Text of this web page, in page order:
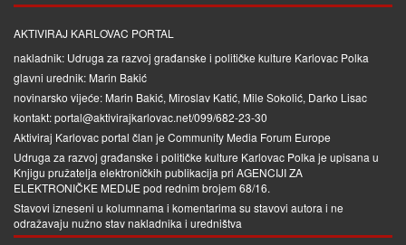
AKTIVIRAJ KARLOVAC PORTAL
nakladnik: Udruga za razvoj građanske i političke kulture Karlovac Polka
glavni urednik: Marin Bakić
novinarsko vijeće: Marin Bakić, Miroslav Katić, Mile Sokolić, Darko Lisac
kontakt: portal@aktivirajkarlovac.net/099/682-23-30
Aktiviraj Karlovac portal član je Community Media Forum Europe
Udruga za razvoj građanske i političke kulture Karlovac Polka je upisana u
Knjigu pružatelja elektroničkih publikacija pri AGENCIJI ZA
ELEKTRONIČKE MEDIJEpod rednim brojem 68/16.
Stavovi izneseni u kolumnama i komentarima su stavovi autora i ne
odražavaju nužno stav nakladnika i uredništva